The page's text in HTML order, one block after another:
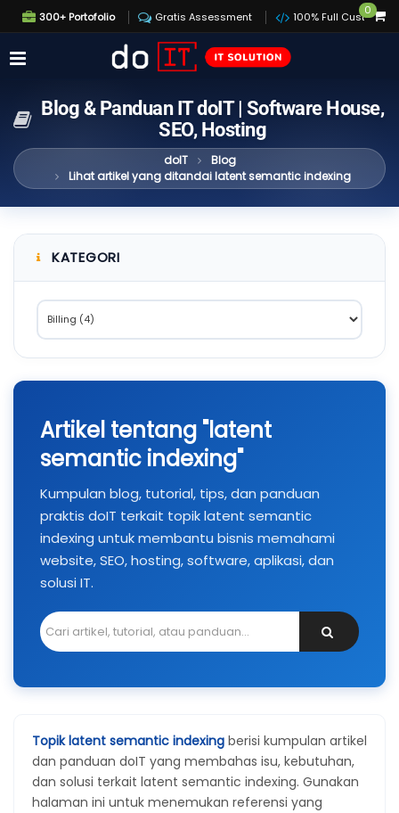
300+ Portofolio Gratis Assessment 100% Full Custom
0
Blog & Panduan IT doIT | Software House,
SEO, Hosting
doIT
Blog
Lihat artikel yang ditandai latent semantic indexing
KATEGORI
Artikel tentang "latent
semantic indexing"
Kumpulan blog, tutorial, tips, dan panduan
praktis doIT terkait topik latent semantic
indexing untuk membantu bisnis memahami
website, SEO, hosting, software, aplikasi, dan
solusi IT.
Topik latent semantic indexing berisi kumpulan artikel
dan panduan doIT yang membahas isu, kebutuhan,
dan solusi terkait latent semantic indexing. Gunakan
halaman ini untuk menemukan referensi yang